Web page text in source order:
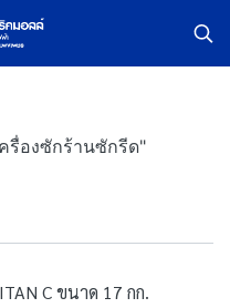
รื่องซักร้านซักรีด"
C ขนาด 17 กก.